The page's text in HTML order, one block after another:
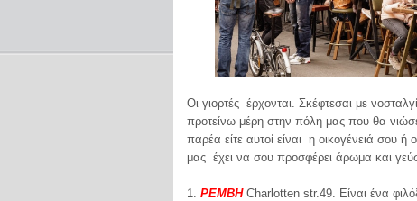
Οι γιορτές έρχονται. Σκέφτεσαι με
προτείνω μέρη στην πόλη μας που θα
παρέα είτε αυτοί είναι η οικογένειά σου
μας έχει να σου προσφέρει άρωμα και
1. ΡΕΜΒΗ Charlotten str.49. Eίναι ένα